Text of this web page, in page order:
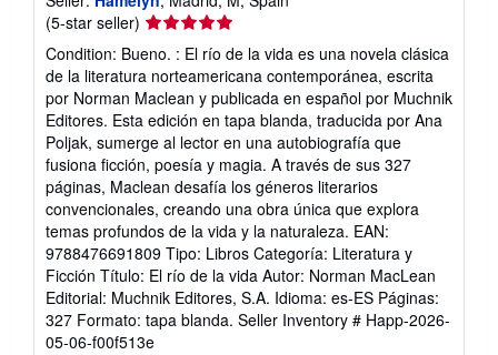
(5-star seller) Seller
5
out
of
5
stars
Condition: Bueno. : El río de la vida es una novela clásica
de la literatura norteamericana contemporánea, escrita
por Norman Maclean y publicada en español por Muchnik
Editores. Esta edición en tapa blanda, traducida por Ana
Poljak, sumerge al lector en una autobiografía que
fusiona ficción, poesía y magia. A través de sus 327
páginas, Maclean desafía los géneros literarios
convencionales, creando una obra única que explora
temas profundos de la vida y la naturaleza. EAN:
9788476691809 Tipo: Libros Categoría: Literatura y
Ficción Título: El río de la vida Autor: Norman MacLean
Editorial: Muchnik Editores, S.A. Idioma: es-ES Páginas:
327 Formato: tapa blanda. Seller Inventory # Happ-2026-
05-06-f00f513e